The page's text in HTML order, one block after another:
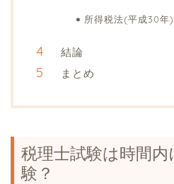
所得税法(平成30年)
結論
まとめ
税理士試験は時間
験？